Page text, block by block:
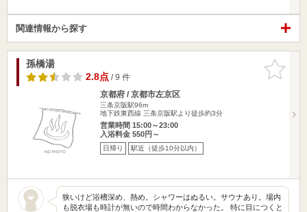
関連情報から探す
お気に入
りに追加
孫橋湯
2.8点/ 9 件
京都府 / 京都市左京区
三条京阪駅96m
地下鉄東西線 三条京阪駅より徒歩約3分
営業時間 15:00～23:00
入浴料金 550円～
日帰り 駅近（徒歩10分以内）
狭いけど浴槽深め、熱め。シャワーはぬるい。サウナあり。場内
も脱衣場も時計が無いので時間わからなかった。 特に目につくと